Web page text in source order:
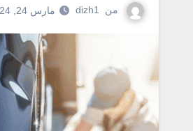
من dizh1 مارس 24, 2024